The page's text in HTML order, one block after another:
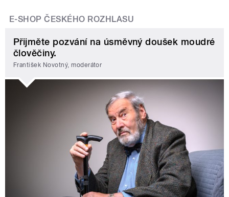
E-SHOP ČESKÉHO ROZHLASU
Přijměte pozvání na úsměvný doušek moudré
člověčiny.
František Novotný, moderátor